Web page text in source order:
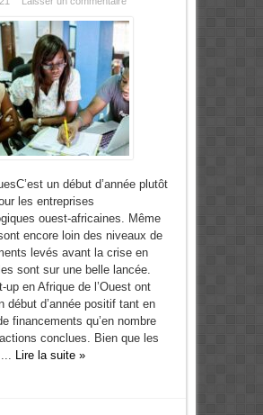
un début d’année plutôt
les entreprises
ouest-africaines. Même
encore loin des niveaux de
levés avant la crise en
sont sur une belle lancée.
up en Afrique de l’Ouest ont
début d’année positif tant en
financements qu’en nombre
conclues. Bien que les
Lire la suite »